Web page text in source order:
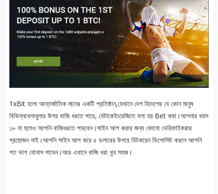
1xBit হলো আন্তর্জাতিক মানের একটি প্রতিষ্ঠান,যেখানে দেশ বিদেশের যে কোন মানুষ
বিভিন্নখেলাধুলার উপর বাজি ধরতে পারে, যেটাকেইংরেজিতে বলা হয় Bet করা।আপনার বয়স
১৮ না হলেও আপনি বাজিধরতে পারবেন।সাইন আপ করার জন্য কোনো ভেরিফাইকরার
প্রয়োজন নাই।আপনি সাইন আপ করে ৫ ডলারের উপরে বিটকয়েন ডিপোসিট করলে আপনি
শত ভাগ বোনাস পাবেন।আর এখানে বাজি ধরা খুব সহজ।